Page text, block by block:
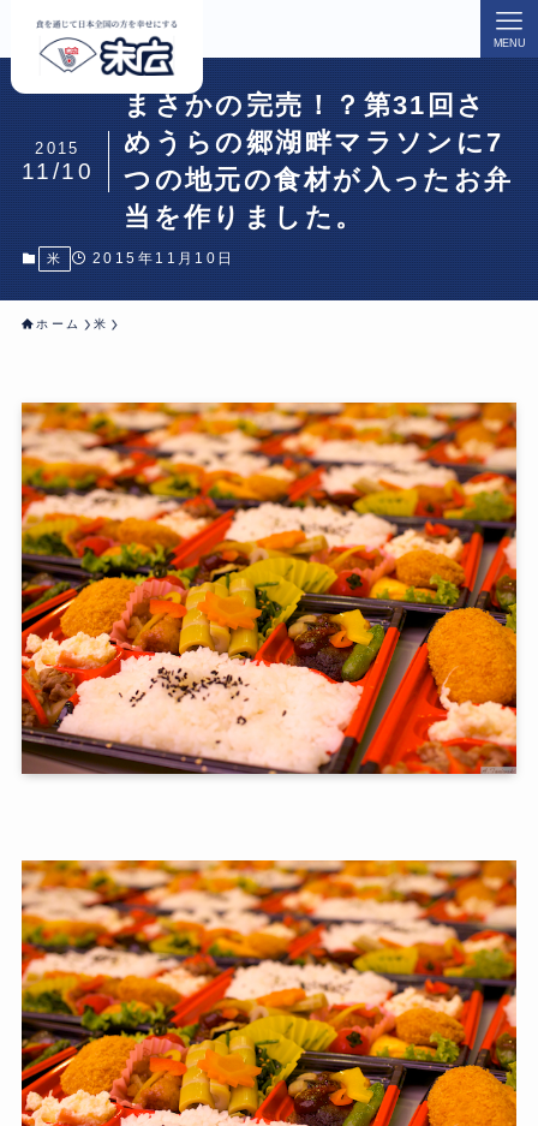
MENU
まさかの完売！？第31回さ
めうらの郷湖畔マラソンに7
つの地元の食材が入ったお弁
当を作りました。
2015
11/10
米 2015年11月10日
ホーム 米